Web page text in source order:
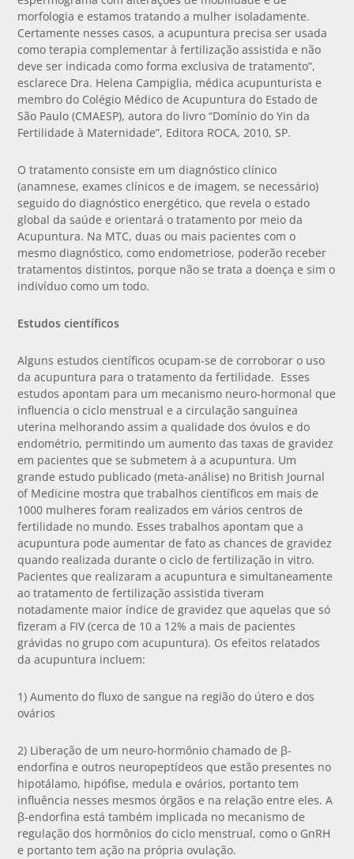
morfologia e estamos tratando a mulher isoladamente.
Certamente nesses casos, a acupuntura precisa ser usada
como terapia complementar à fertilização assistida e não
deve ser indicada como forma exclusiva de tratamento”,
esclarece Dra. Helena Campiglia, médica acupunturista e
membro do Colégio Médico de Acupuntura do Estado de
São Paulo (CMAESP), autora do livro “Domínio do Yin da
Fertilidade à Maternidade”, Editora ROCA, 2010, SP.
O tratamento consiste em um diagnóstico clínico
(anamnese, exames clínicos e de imagem, se necessário)
seguido do diagnóstico energético, que revela o estado
global da saúde e orientará o tratamento por meio da
Acupuntura. Na MTC, duas ou mais pacientes com o
mesmo diagnóstico, como endometriose, poderão receber
tratamentos distintos, porque não se trata a doença e sim o
indivíduo como um todo.
Estudos científicos
Alguns estudos científicos ocupam-se de corroborar o uso
da acupuntura para o tratamento da fertilidade. Esses
estudos apontam para um mecanismo neuro-hormonal que
influencia o ciclo menstrual e a circulação sanguínea
uterina melhorando assim a qualidade dos óvulos e do
endométrio, permitindo um aumento das taxas de gravidez
em pacientes que se submetem à a acupuntura. Um
grande estudo publicado (meta-análise) no British Journal
of Medicine mostra que trabalhos científicos em mais de
1000 mulheres foram realizados em vários centros de
fertilidade no mundo. Esses trabalhos apontam que a
acupuntura pode aumentar de fato as chances de gravidez
quando realizada durante o ciclo de fertilização in vitro.
Pacientes que realizaram a acupuntura e simultaneamente
ao tratamento de fertilização assistida tiveram
notadamente maior índice de gravidez que aquelas que só
fizeram a FIV (cerca de 10 a 12% a mais de pacientes
grávidas no grupo com acupuntura). Os efeitos relatados
da acupuntura incluem:
1) Aumento do fluxo de sangue na região do útero e dos
ovários
2) Liberação de um neuro-hormônio chamado de β-
endorfina e outros neuropeptídeos que estão presentes no
hipotálamo, hipófise, medula e ovários, portanto tem
influência nesses mesmos órgãos e na relação entre eles. A
β-endorfina está também implicada no mecanismo de
regulação dos hormônios do ciclo menstrual, como o GnRH
e portanto tem ação na própria ovulação.